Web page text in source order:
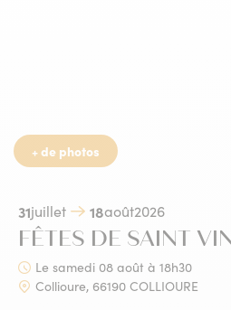
31juillet 18août2026
FÊTES DE SAINT
Le samedi 08 août à 18h30
Collioure, 66190 COLLIOURE
+ de photos